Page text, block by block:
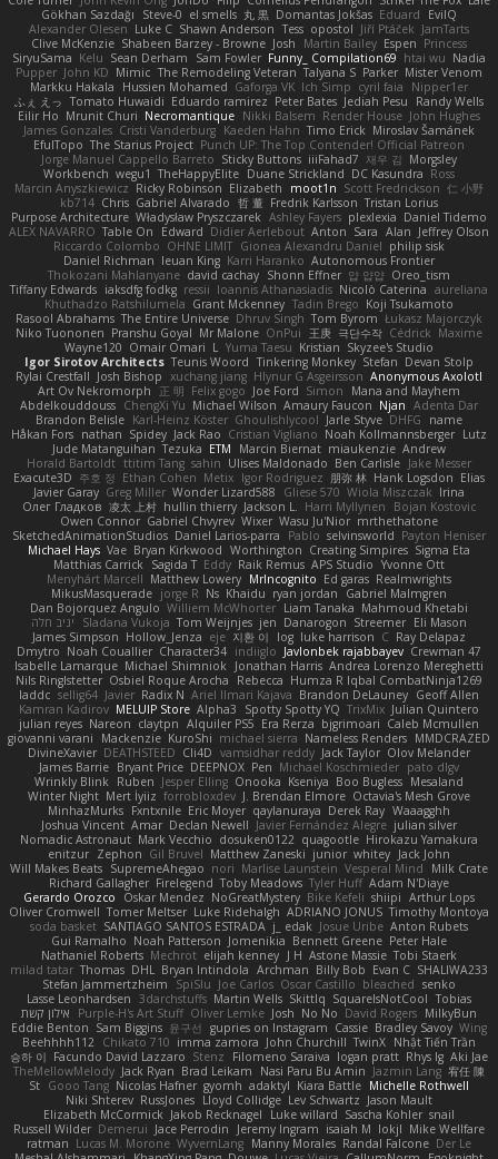
Gökhan Sazdağı
Steve-0 el smells 丸 黒 Domantas Jokšas Eduard
EvilQ
Alexander Olesen Luke C Shawn Anderson Tess opostol Jiří Ptáček JamTarts
Clive McKenzie Shabeen Barzey - Browne Josh Martin Bailey Espen Princess
SiryuSama Kelu Sean Derham Sam Fowler Funny_ Compilation69 htai wu Nadia
Pupper John KD Mimic The Remodeling Veteran Talyana S Parker Mister Venom
Markku Hakala
Hussien Mohamed Gaforga VK Ich Simp cyril faia
Nipper1er
ふぇ えっ Tomato Huwaidi Eduardo ramirez Peter Bates Jediah Pesu
Randy Wells
Eilir Ho Mrunit Churi Necromantique Nikki Balsem Render House John Hughes
James Gonzales Cristi Vanderburg Kaeden Hahn Timo Erick Miroslav Šamánek
EfulTopo The Starius Project Punch UP: The Top Contender! Official Patreon
Jorge Manuel Cappello Barreto Sticky Buttons iiiFahad7 재우 김 Morgsley
Workbench wegu1 TheHappyElite Duane Strickland DC Kasundra Ross
Marcin Anyszkiewicz Ricky Robinson Elizabeth moot1n Scott Fredrickson 仁 小野
kb714 Chris Gabriel Alvarado 哲 董 Fredrik Karlsson Tristan Lorius
Purpose Architecture Władysław Pryszczarek Ashley Fayers plexlexia Daniel Tidemo
ALEX NAVARRO Table On Edward Didier Aerlebout Anton Sara Alan Jeffrey Olson
Riccardo Colombo OHNE LIMIT Gionea Alexandru Daniel philip sisk
Daniel Richman Ieuan King Karri Haranko Autonomous Frontier
Thokozani Mahlanyane david cachay Shonn Effner 얍 얍얍 Oreo_tism
Tiffany Edwards iaksdfg fodkg ressii Ioannis Athanasiadis Nicolò Caterina aureliana
Khuthadzo Ratshilumela Grant Mckenney Tadin Brego Koji Tsukamoto
Rasool Abrahams The Entire Universe Dhruv Singh Tom Byrom Łukasz Majorczyk
Niko Tuononen Pranshu Goyal Mr Malone OnPui 王庚 극단수작 Cédrick Maxime
Wayne120 Omair Omari L Yuma Taesu Kristian Skyzee's Studio
Igor Sirotov Architects Teunis Woord Tinkering Monkey Stefan Devan Stolp
Rylai Crestfall Josh Bishop xuchang jiang Hlynur G Asgeirsson Anonymous Axolotl
Art Ov Nekromorph
正 明 Felix gogo Joe Ford Simon
Mana and Mayhem
Abdelkouddouss ChengXi Yu Michael Wilson Amaury Faucon Njan Adenta Dar
Brandon Belisle Karl-Heinz Köster Ghoulishlycool Jarle Styve DHFG
name
Håkan Fors nathan Spidey Jack Rao Cristian Vigliano Noah Kollmannsberger Lutz
Jude Matanguihan Tezuka ETM Marcin Biernat miaukenzie Andrew
Horald Bartoldt ttitim Tang sahin Ulises Maldonado Ben Carlisle Jake Messer
Exacute3D 주호 정 Ethan Cohen Metix Igor Rodriguez 朋弥 林 Hank Logsdon Elias
Javier Garay Greg Miller Wonder Lizard588 Gliese 570 Wiola Miszczak Irina
Олег Гладков 凌太 上村 hullin thierry Jackson L. Harri Myllynen
Bojan Kostovic
Owen Connor Gabriel Chvyrev Wixer Wasu Ju'Nior mrthethatone
SketchedAnimationStudios Daniel Larios-parra Pablo selvinsworld Payton Heniser
Michael Hays Vae Bryan Kirkwood Worthington Creating Simpires Sigma Eta
Matthias Carrick Sagida T Eddy Raik Remus APS Studio Yvonne Ott
Menyhárt Marcell Matthew Lowery MrIncognito Ed garas Realmwrights
MikusMasquerade jorge R Ns Khaidu ryan jordan
Gabriel Malmgren
Dan Bojorquez Angulo Williem McWhorter Liam Tanaka Mahmoud Khetabi
יניב חלה
Sladana Vukoja Tom Weijnjes jen Danarogon Streemer Eli Mason
James Simpson Hollow_Jenza eje 지환 이 log luke harrison C Ray Delapaz
Dmytro Noah Couallier Character34 indiiglo Javlonbek rajabbayev Crewman 47
Isabelle Lamarque Michael Shimniok Jonathan Harris Andrea Lorenzo Mereghetti
Nils Ringlstetter Osbiel Roque Arocha Rebecca Humza R Iqbal CombatNinja1269
laddc sellig64 Javier Radix N Ariel Ilmari Kajava Brandon DeLauney Geoff Allen
Kamran Kadirov MELUIP Store Alpha3 Spotty Spotty YQ TrixMix Julian Quintero
julian reyes Nareon claytpn Alquiler PS5 Era Rerza bjgrimoari Caleb Mcmullen
giovanni varani
Mackenzie KuroShi michael sierra Nameless Renders MMDCRAZED
DivineXavier DEATHSTEED Cli4D vamsidhar reddy Jack Taylor Olov Melander
James Barrie Bryant Price DEEPNOX Pen Michael Koschmieder pato dlgv
Wrinkly Blink Ruben Jesper Elling Onooka Kseniya Boo Bugless Mesaland
Winter Night Mert İyiiz forrobloxdev J. Brendan Elmore Octavia's Mesh Grove
MinhazMurks Fxntxnile Eric Moyer qaylanuraya Derek Ray Waaagghh
Joshua Vincent Amar Declan Newell Javier Fernández Alegre julian silver
Nomadic Astronaut Mark Vecchio dosuken0122 quagootle Hirokazu Yamakura
enitzur Zephon Gil Bruvel Matthew Zaneski junior whitey Jack John
Will Makes Beats SupremeAhegao nori Marlise Launstein Vesperal Mind
Milk Crate
Richard Gallagher Firelegend Toby Meadows Tyler Huff Adam N'Diaye
Gerardo Orozco
Oskar Mendez NoGreatMystery Bike Kefeli shiipi Arthur Lops
Oliver Cromwell Tomer Meltser Luke Ridehalgh ADRIANO JONUS Timothy Montoya
soda basket SANTIAGO SANTOS ESTRADA j_ edak Josue Uribe Anton Rubets
Gui Ramalho Noah Patterson Jomenikia Bennett Greene Peter Hale
Nathaniel Roberts Mechrot elijah kenney J H Astone Massie Tobi Staerk
milad tatar Thomas DHL Bryan Intindola Archman Billy Bob Evan C SHALIWA233
Stefan Jammertzheim
SpiSlu Joe Carlos Oscar Castillo bleached senko
Lasse Leonhardsen 3darchstuffs Martin Wells Skittlq SquareIsNotCool Tobias
אילון קשת
Purple-H's Art Stuff Oliver Lemke Josh No No David Rogers MilkyBun
Eddie Benton Sam Biggins 윤구선 gupries on Instagram Cassie Bradley Savoy Wing
Beehhhh112 Chikato 710 imma zamora John Churchill TwinX Nhật Tiến Trần
승하 이 Facundo David Lazzaro Stenz Filomeno Saraiva logan pratt Rhys lg Aki Jae
TheMellowMelody Jack Ryan Brad Leikam Nasi Paru Bu Amin Jazmin Lang 宥任 陳
St Gooo Tang Nicolas Hafner gyomh adaktyl Kiara Battle Michelle Rothwell
Niki Shterev RussJones Lloyd Collidge Lev Schwartz Jason Mault
Elizabeth McCormick Jakob Recknagel Luke willard Sascha Kohler snail
Russell Wilder Demerui Jace Perrodin Jeremy Ingram isaiah M lokjl Mike Wellfare
ratman Lucas M. Morone WyvernLang Manny Morales Randal Falcone Der Le